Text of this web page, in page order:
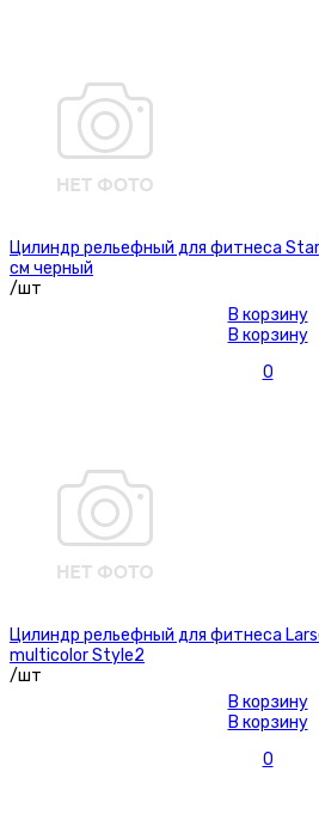
Цилиндр рельефный для фитнеса
см черный
/шт
В корзину
В корзину
0
Цилиндр рельефный для фитнеса
multicolor Style2
/шт
В корзину
В корзину
0